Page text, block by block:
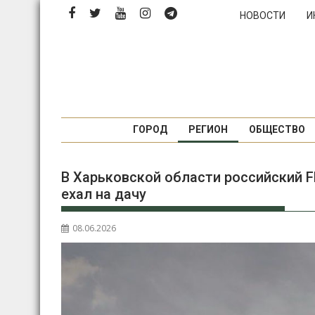
Перейти
НОВОСТИ
ГОРОД РЕГИОН ОБЩЕСТВО
В Харьковской области российский
ехал на дачу
08.06.2026